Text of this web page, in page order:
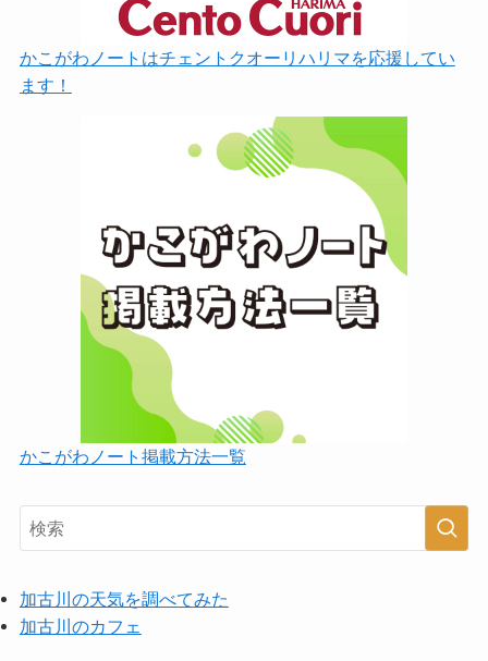
かこがわノートはチェントクオーリハリマを応援してい
ます！
かこがわノート掲載方法一覧
加古川の天気を調べてみた
加古川のカフェ